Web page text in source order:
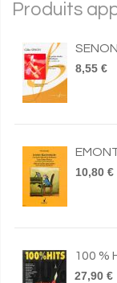
Produits
8,55 €
10,80 €
100 %
27,90 €